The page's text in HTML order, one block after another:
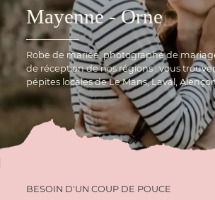
Mayenne - Orne
Robe de mariée, photographe de
de réception de nos régions : vous
pépites locales de Le Mans, Laval,
BESOIN D'UN COUP DE POUCE